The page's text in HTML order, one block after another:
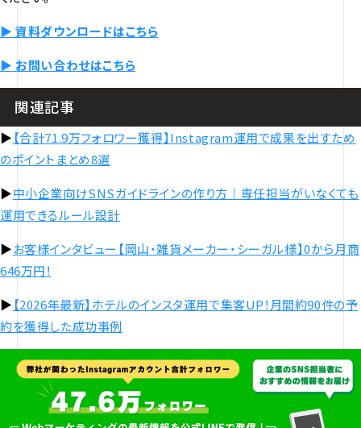
▶ 資料ダウンロードはこちら
▶ お問い合わせはこちら
関連記事
▶︎ 【合計71.9万フォロワー獲得】Instagram運用で成果を出すため
のポイントまとめ8選
▶︎中小企業向けSNSガイドラインの作り方｜専任担当がいなくても
運用できるルール設計
▶︎お客様インタビュー【岡山・雑貨メーカー・シーガル様】0から月商
646万円！
▶︎ 【2026年最新】ホテルのインスタ運用で集客UP！月間約90件の予
約を獲得した成功事例